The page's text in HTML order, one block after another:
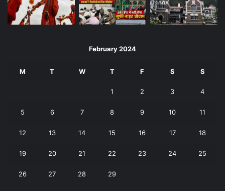
February 2024
M T W T F S S
1 2 3 4
5 6 7 8 9 10 11
12 13 14 15 16 17 18
19 20 21 22 23 24 25
26 27 28 29